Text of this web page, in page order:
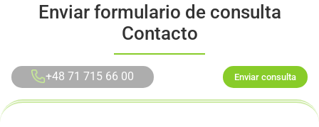
Enviar formulario de consulta
Contacto
+48 71 715 66 00 Enviar consulta